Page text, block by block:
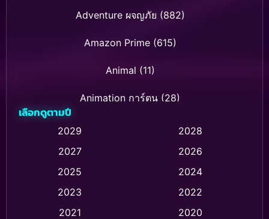
Adventure ผจญภัย (882)
Amazon Prime(615)
Animal (11)
Animation การ์ตูน (28)
Animation การ์ตูน (237)
Animation การ์ตูน (32)
Animation แอนิเมชัน (1)
เลือกดูตามปี
2029
2028
2027
2026
2025
2024
2023
2022
2021
2020